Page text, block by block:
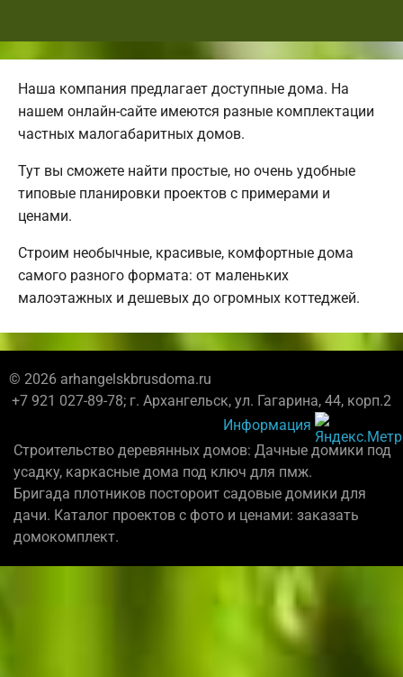
Наша компания предлагает доступные дома. На
нашем онлайн-сайте имеются разные комплектации
частных малогабаритных домов.
Тут вы сможете найти простые, но очень удобные
типовые планировки проектов с примерами и
ценами.
Строим необычные, красивые, комфортные дома
самого разного формата: от маленьких
малоэтажных и дешевых до огромных коттеджей.
© 2026 arhangelskbrusdoma.ru
+7 921 027-89-78; г. Архангельск, ул. Гагарина, 44, корп.2
Информация
Строительство деревянных домов: Дачные домики под
усадку, каркасные дома под ключ для пмж.
Бригада плотников постороит садовые домики для
дачи. Каталог проектов с фото и ценами: заказать
домокомплект.